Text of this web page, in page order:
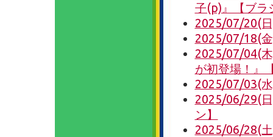
子(p)』【ブラ
2025/07/20(
2025/07/18(
2025/07/04(
が初登場！』
2025/07/03(
2025/06/29(
ン】
2025/06/28(